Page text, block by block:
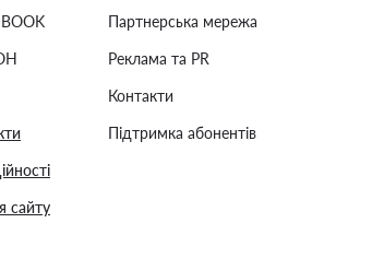
сайту
Партнерська мережа
Реклама та PR
Контакти
Підтримка абонентів